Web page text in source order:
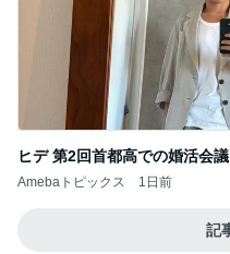
ヒデ 第2回首都高での婚活会議
Amebaトピックス 1日前
記